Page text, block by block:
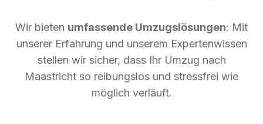
Wir bieten umfassende Umzugslösungen: Mit
unserer Erfahrung und unserem Expertenwissen
stellen wir sicher, dass Ihr Umzug nach
Maastricht so reibungslos und stressfrei wie
möglich verläuft.